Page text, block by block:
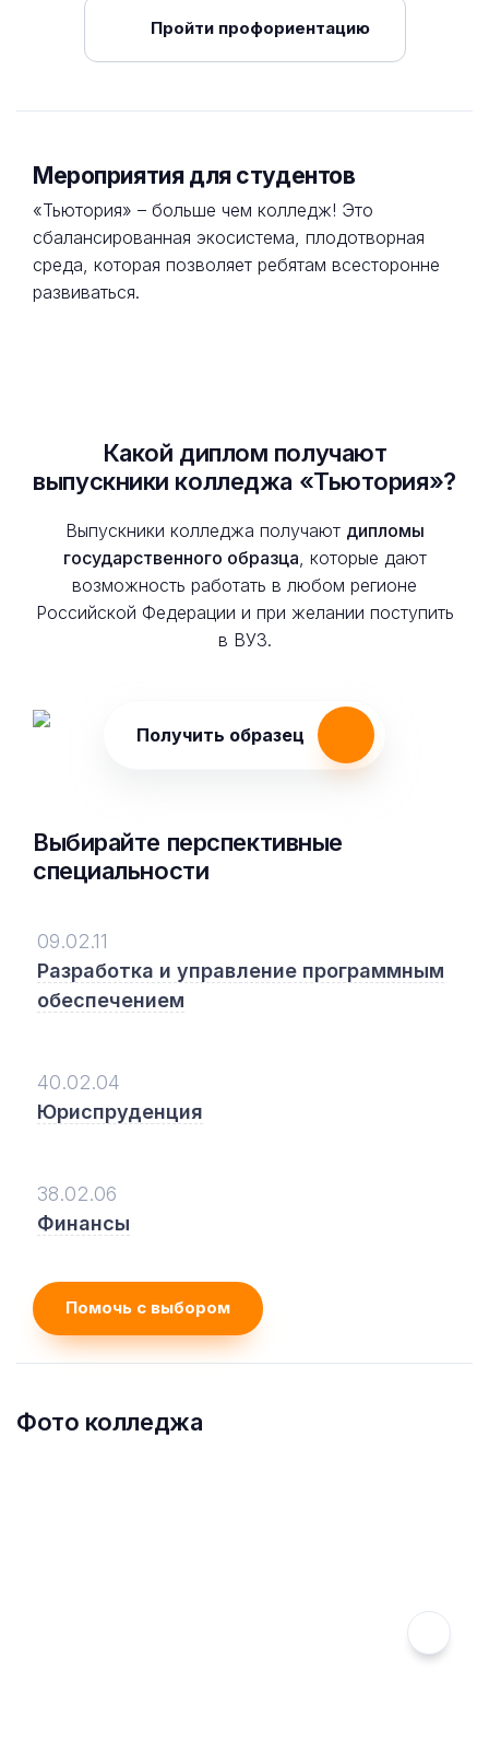
Пройти профориентацию
Мероприятия для студентов
«Тьютория» – больше чем колледж! Это
сбалансированная экосистема, плодотворная
среда, которая позволяет ребятам всесторонне
развиваться.
Какой диплом получают
выпускники колледжа «Тьютория»?
Выпускники колледжа получают дипломы
государственного образца , которые дают
возможность работать в любом регионе
Российской Федерации и при желании поступить
в ВУЗ.
Получить образец
Выбирайте перспективные
специальности
09.02.11
Разработка и управление программным
обеспечением
40.02.04
Юриспруденция
38.02.06
Финансы
Помочь с выбором
Фото колледжа